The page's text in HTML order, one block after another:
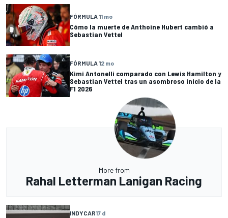
FÓRMULA 11 mo
Cómo la muerte de Anthoine Hubert cambió a
Sebastian Vettel
FÓRMULA 12 mo
Kimi Antonelli comparado con Lewis Hamilton y
Sebastian Vettel tras un asombroso inicio de la
F1 2026
More from
Rahal Letterman Lanigan Racing
INDYCAR17 d